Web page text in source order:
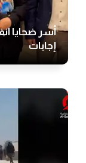
أسر ضحايا
إجابات